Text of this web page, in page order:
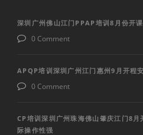
深圳广州佛山江门PPAP培训8月份开
0 Comment
APQP培训深圳广州江门惠州9月开程
0 Comment
CP培训深圳广州珠海佛山肇庆江门8
际操作性强